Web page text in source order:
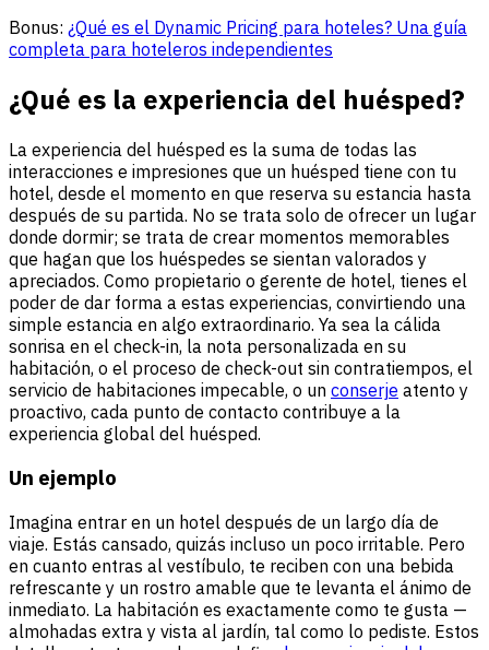
Bonus: ¿Qué es el Dynamic Pricing para hoteles? Una guía
completa para hoteleros independientes
¿Qué es la experiencia del huésped?
La experiencia del huésped es la suma de todas las
interacciones e impresiones que un huésped tiene con tu
hotel, desde el momento en que reserva su estancia hasta
después de su partida. No se trata solo de ofrecer un lugar
donde dormir; se trata de crear momentos memorables
que hagan que los huéspedes se sientan valorados y
apreciados. Como propietario o gerente de hotel, tienes el
poder de dar forma a estas experiencias, convirtiendo una
simple estancia en algo extraordinario. Ya sea la cálida
sonrisa en el check-in, la nota personalizada en su
habitación, o el proceso de check-out sin contratiempos, el
servicio de habitaciones impecable, o un conserje atento y
proactivo, cada punto de contacto contribuye a la
experiencia global del huésped.
Un ejemplo
Imagina entrar en un hotel después de un largo día de
viaje. Estás cansado, quizás incluso un poco irritable. Pero
en cuanto entras al vestíbulo, te reciben con una bebida
refrescante y un rostro amable que te levanta el ánimo de
inmediato. La habitación es exactamente como te gusta —
almohadas extra y vista al jardín, tal como lo pediste. Estos